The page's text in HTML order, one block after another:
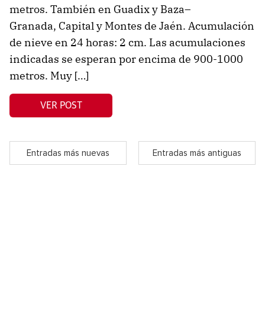
metros. También en Guadix y Baza–
Granada, Capital y Montes de Jaén. Acumulación
de nieve en 24 horas: 2 cm. Las acumulaciones
indicadas se esperan por encima de 900-1000
metros. Muy […]
VER POST
Entradas más nuevas Entradas más antiguas